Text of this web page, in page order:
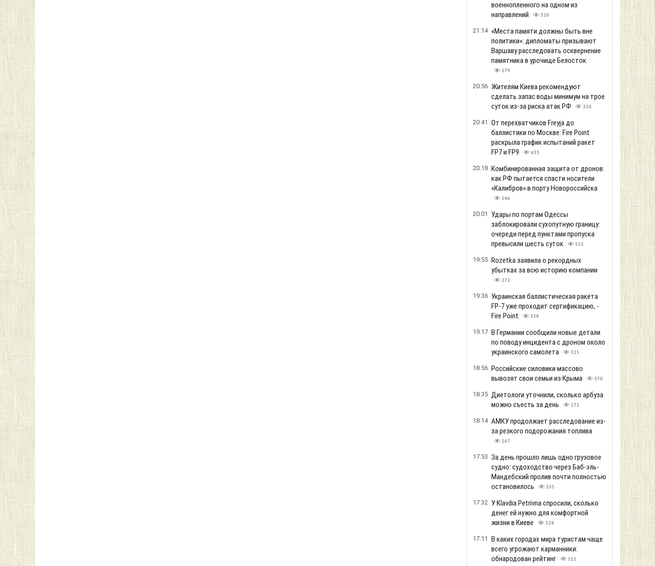
военнопленного на одном из
направлений
320
21:14 «Места памяти должны быть вне
политики»: дипломаты призывают
Варшаву расследовать осквернение
памятника в урочище Белосток
279
20:56 Жителям Киева рекомендуют
сделать запас воды минимум на трое
суток из-за риска атак РФ
326
20:41 От перехватчиков Freyja до
баллистики по Москве: Fire Point
раскрыла график испытаний ракет
FP7 и FP9
633
20:18 Комбинированная защита от дронов:
как РФ пытается спасти носители
«Калибров» в порту Новороссийска
546
20:01
Удары по портам Одессы
заблокировали сухопутную границу:
очереди перед пунктами пропуска
превысили шесть суток
515
19:55 Rozetka заявила о рекордных
убытках за всю историю компании
272
19:36 Украинская баллистическая ракета
FP-7 уже проходит сертификацию, -
Fire Point
338
19:17 В Германии сообщили новые детали
по поводу инцидента с дроном около
украинского самолета
325
18:56 Российские силовики массово
вывозят свои семьи из Крыма
370
18:35 Диетологи уточнили, сколько арбуза
можно съесть за день
272
18:14 АМКУ продолжает расследование из-
за резкого подорожания топлива
267
17:53 За день прошло лишь одно грузовое
судно: судоходство через Баб-эль-
Мандебский пролив почти полностью
остановилось
335
17:32 У Klavdia Petrivna спросили, сколько
денег ей нужно для комфортной
жизни в Киеве
324
17:11 В каких городах мира туристам чаще
всего угрожают карманники:
обнародован рейтинг
311